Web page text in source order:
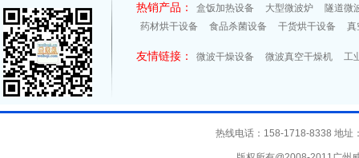
热销产品： 盒饭加热设备 大型微波炉
隧道微
药材烘干设备
食品杀菌设备 干货烘干设备 真
友情链接： 微波干燥设备 微波真空干燥机 工
热线电话：158-1718-8338 地址